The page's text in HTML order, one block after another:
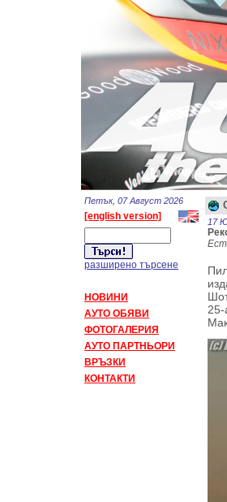
Петък, 07 Август 2026
[english version]
разширено търсене
НОВИНИ
АУТО ОБЯВИ
ФОТОГАЛЕРИЯ
АУТО ПАРТНЬОРИ
ВРЪЗКИ
КОНТАКТИ
17